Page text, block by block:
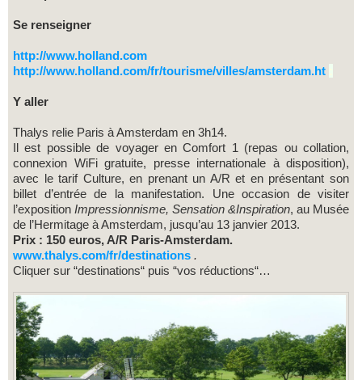
Se renseigner
http://www.holland.com
http://www.holland.com/fr/tourisme/villes/amsterdam.ht
Y aller
Thalys relie Paris à Amsterdam en 3h14.
Il est possible de voyager en Comfort 1 (repas ou collation,
connexion WiFi gratuite, presse internationale à disposition),
avec le tarif Culture, en prenant un A/R et en présentant son
billet d’entrée de la manifestation. Une occasion de visiter
l’exposition Impressionnisme, Sensation &Inspiration, au Musée
de l’Hermitage à Amsterdam, jusqu’au 13 janvier 2013.
Prix : 150 euros, A/R Paris-Amsterdam.
www.thalys.com/fr/destinations .
Cliquer sur “destinations“ puis “vos réductions“…